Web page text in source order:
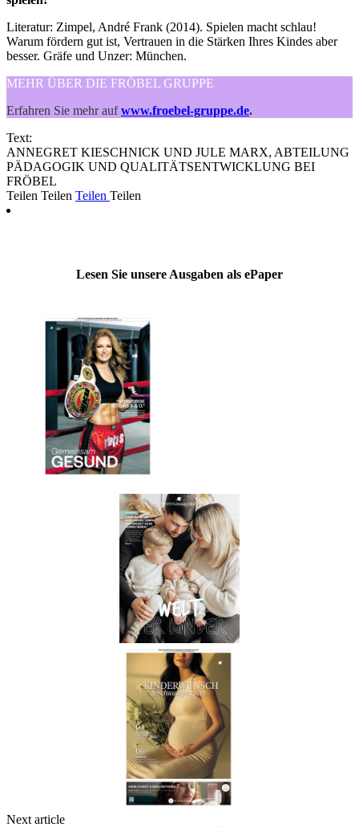
Literatur: Zimpel, André Frank (2014). Spielen macht schlau!
Warum fördern gut ist, Vertrauen in die Stärken Ihres Kindes aber
besser. Gräfe und Unzer: München.
MEHR ÜBER DIE FRÖBEL GRUPPE
Erfahren Sie mehr aufwww.froebel-gruppe.de.
Text:
ANNEGRET KIESCHNICK UND JULE MARX, ABTEILUNG
PÄDAGOGIK UND QUALITÄTSENTWICKLUNG BEI
FRÖBEL
Teilen Teilen Teilen Teilen
Lesen Sie unsere Ausgaben als ePaper
Next article